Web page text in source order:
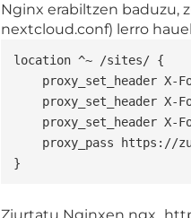
Nginx erabiltzen baduzu,
nextcloud.conf) lerro
location ^~ /sites/ {
}